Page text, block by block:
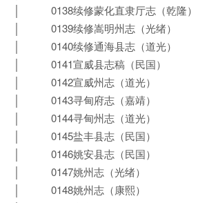
│ 0138续修蒙化直隶厅志（乾隆）
│ 0139续修嵩明州志（光绪）
│ 0140续修通海县志（道光）
│ 0141宣威县志稿（民国）
│ 0142宣威州志（道光）
│ 0143寻甸府志（嘉靖）
│ 0144寻甸州志（道光）
│ 0145盐丰县志（民国）
│ 0146姚安县志（民国）
│ 0147姚州志（光绪）
│ 0148姚州志（康熙）